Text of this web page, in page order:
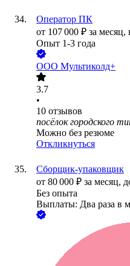
Оператор ПК
от 107 000 ₽ за месяц,
Опыт 1-3 года
ООО Мультиколд+
3.7
•
10 отзывов
посёлок городского
Можно без резюме
Откликнуться
Сборщик-упаковщик
от 80 000 ₽ за месяц,
Без опыта
Выплаты: Два раза в